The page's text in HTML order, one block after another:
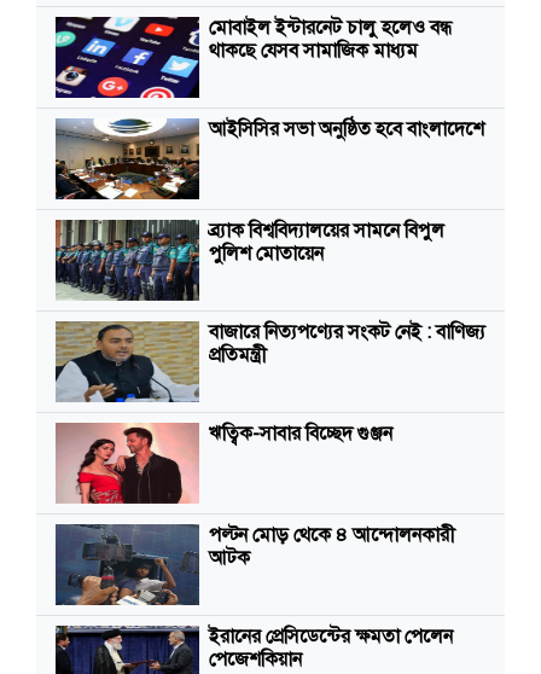
মোবাইল ইন্টারনেট চালু হলেও বন্ধ
থাকছে যেসব সামাজিক মাধ্যম
আইসিসির সভা অনুষ্ঠিত হবে বাংলাদেশে
ব্র্যাক বিশ্ববিদ্যালয়ের সামনে বিপুল
পুলিশ মোতায়েন
বাজারে নিত্যপণ্যের সংকট নেই : বাণিজ্য
প্রতিমন্ত্রী
ঋত্বিক-সাবার বিচ্ছেদ গুঞ্জন
পল্টন মোড় থেকে ৪ আন্দোলনকারী
আটক
ইরানের প্রেসিডেন্টের ক্ষমতা পেলেন
পেজেশকিয়ান